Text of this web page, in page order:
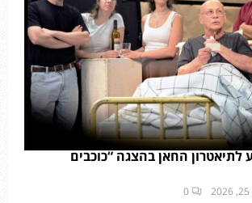
לתיאטרון החאן בהצגה “כוכבים
0